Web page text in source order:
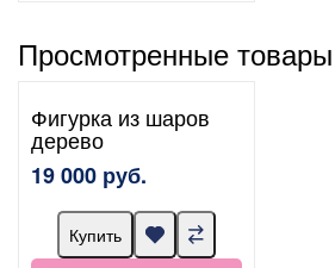
Просмотренные товары
Фигурка из шаров
дерево
19 000 руб.
Купить